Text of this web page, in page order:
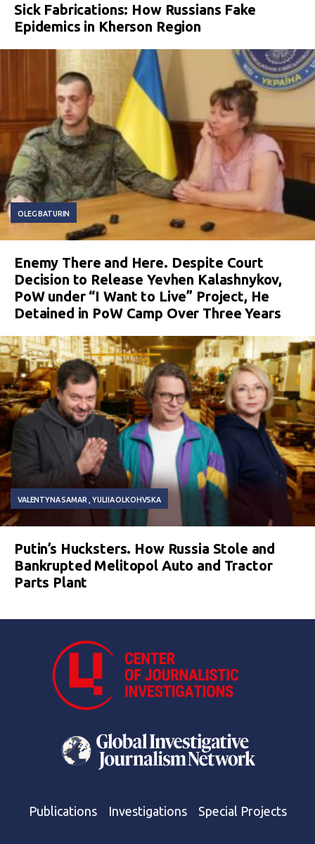
Sick Fabrications: How Russians Fake
Epidemics in Kherson Region
OLEG BATURIN
Enemy There and Here. Despite Court
Decision to Release Yevhen Kalashnykov,
PoW under “I Want to Live” Project, He
Detained in PoW Camp Over Three Years
VALENTYNA SAMAR YULIIA OLKOHVSKA
Putin’s Hucksters. How Russia Stole and
Bankrupted Melitopol Auto and Tractor
Parts Plant
Publications Investigations Special Projects